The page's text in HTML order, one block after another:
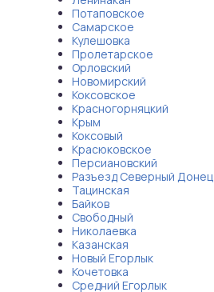
Потаповское
Самарское
Кулешовка
Пролетарское
Орловский
Новомирский
Коксовское
Красногорняцкий
Крым
Коксовый
Красюковское
Персиановский
Разъезд Северный Донец
Тацинская
Байков
Свободный
Николаевка
Казанская
Новый Егорлык
Кочетовка
Средний Егорлык